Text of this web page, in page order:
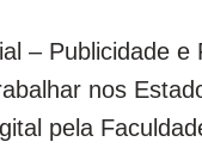
– Publicidade
nos
pela